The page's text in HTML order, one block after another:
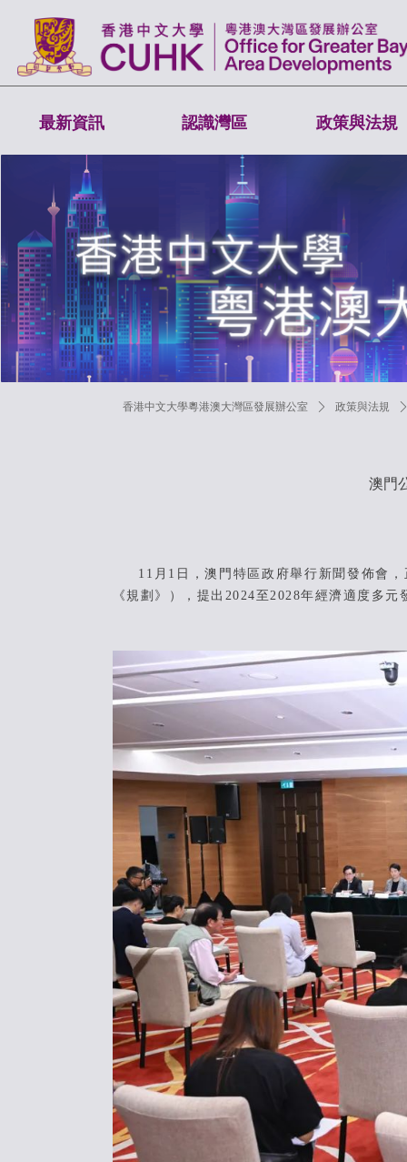
最新資訊 認識灣區 政策與法規
澳門
香港中文大學粵港澳大灣區發展辦公室 ꄲ 政策與法規
11月1日，澳門特區政府舉行新聞發佈會，
《規劃》），提出2024至2028年經濟適度多